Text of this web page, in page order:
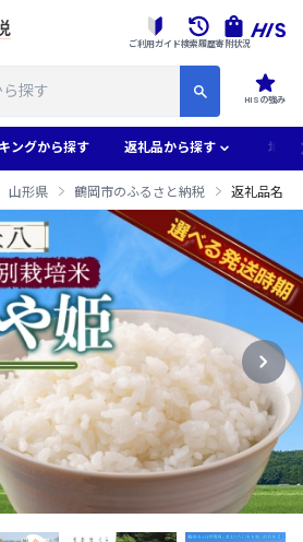
HISの強み
ご利用ガイド検索履歴寄附状況
ングから探す 返礼品から探す 地域
山形県 鶴岡市のふるさと納税 返礼品名